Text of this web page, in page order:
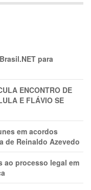
para
ENCONTRO DE
E FLÁVIO SE
em acordos
de Reinaldo Azevedo
ao processo legal em